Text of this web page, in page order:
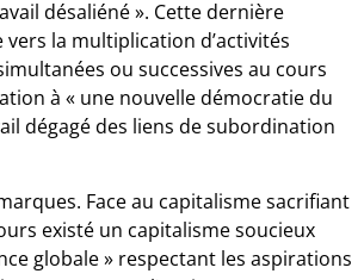
désaliéné ». Cette dernière
la multiplication d’activités
ou successives au cours
à « une nouvelle démocratie du
dégagé des liens de subordination
Face au capitalisme sacrifiant
existé un capitalisme soucieux
globale » respectant les aspirations